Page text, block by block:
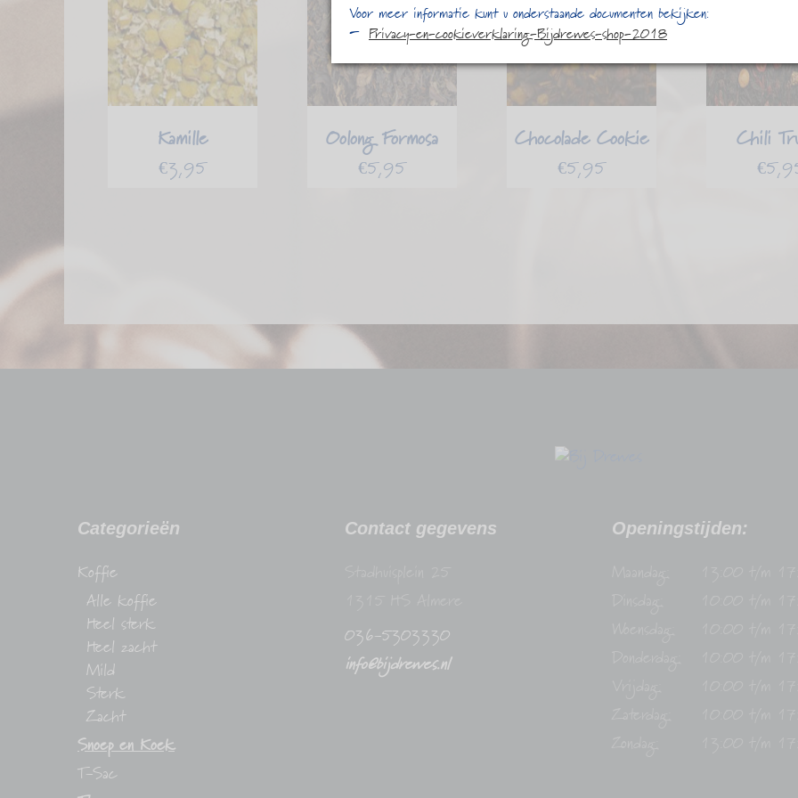
Kamille
€3,95
Oolong Formosa
€5,95
Chocolade Cookie
€5,95
Chili
€
Categorieën
Koffie
Alle koffie
Heel sterk
Heel zacht
Mild
Sterk
Zacht
Snoep en Koek
T-Sac
Contact gegevens
036-5303330
info@bijdrewes.nl
Openingstijden:
Voor meer informatie kunt u onderstaande documenten bekijken:
Privacy-en-cookieverklaring-Bijdrewes-shop-2018